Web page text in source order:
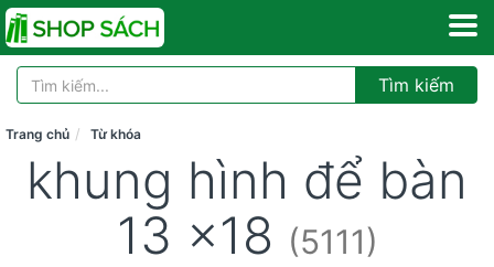
Tìm kiếm
Trang chủ Từ khóa
khung hình để bàn
13 x18 (5111)